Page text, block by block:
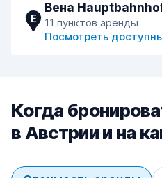
E
Вена
11 пунктов аренды
Посмотреть
Когда
в Австрии и на